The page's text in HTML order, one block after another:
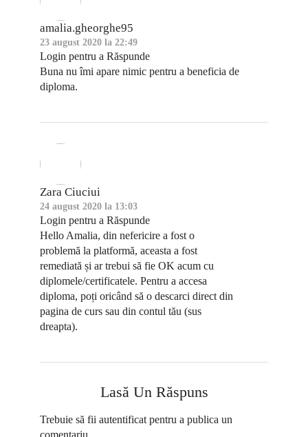
amalia.gheorghe95
23 august 2020 la 22:49
Login pentru a Răspunde
Buna nu îmi apare nimic pentru a beneficia de
diploma.
Zara Ciuciui
24 august 2020 la 13:03
Login pentru a Răspunde
Hello Amalia, din nefericire a fost o
problemă la platformă, aceasta a fost
remediată și ar trebui să fie OK acum cu
diplomele/certificatele. Pentru a accesa
diploma, poți oricând să o descarci direct din
pagina de curs sau din contul tău (sus
dreapta).
Lasă Un Răspuns
Trebuie să fiiautentificat pentru a publica un
comentariu.